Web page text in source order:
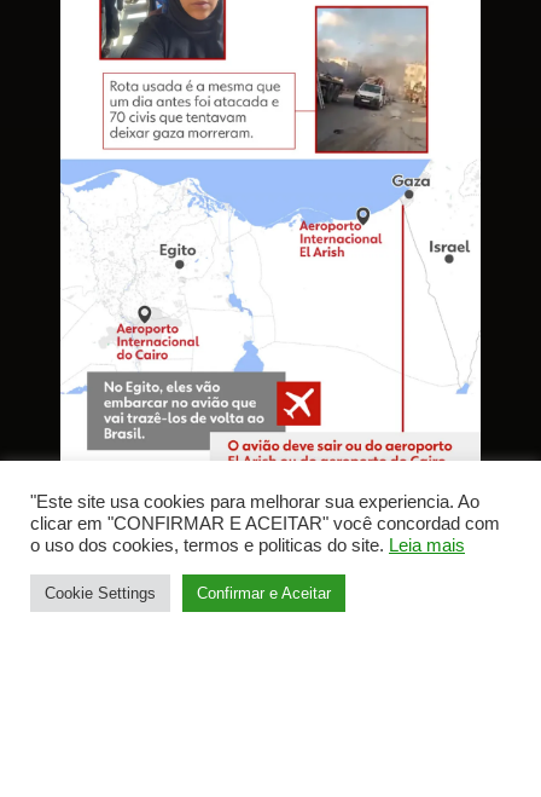
"Este site usa cookies para melhorar sua experiencia. Ao
clicar em "CONFIRMAR E ACEITAR" você concordad com
o uso dos cookies, termos e politicas do site. Leia mais
Cookie Settings Confirmar e Aceitar